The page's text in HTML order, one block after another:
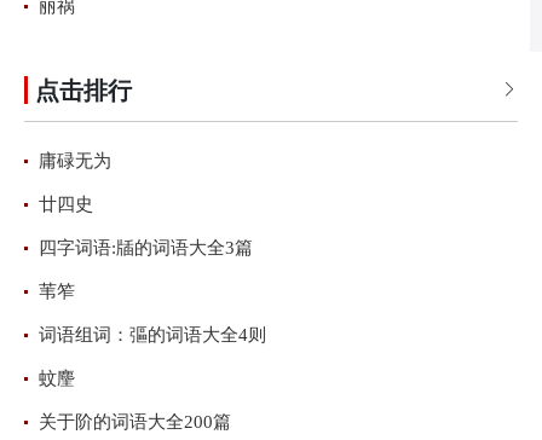
丽祸

点击排行
庸碌无为
廿四史
四字词语:牐的词语大全3篇
苇笮
词语组词：彄的词语大全4则
蚊麈
关于阶的词语大全200篇